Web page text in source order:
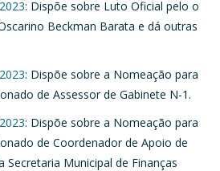
: Dispõe sobre Luto Oficial pelo o
Beckman Barata e dá outras
: Dispõe sobre a Nomeação para
de Assessor de Gabinete N-1.
: Dispõe sobre a Nomeação para
de Coordenador de Apoio de
Secretaria Municipal de Finanças